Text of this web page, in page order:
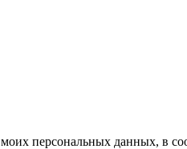
персональных данных, в